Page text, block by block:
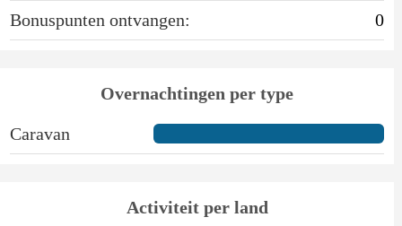
Bonuspunten ontvangen:
0
Overnachtingen per type
Caravan
Activiteit per land